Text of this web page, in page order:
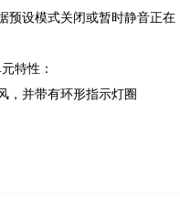
预设模式关闭或暂时静音正在
特性：
，并带有环形指示灯圈